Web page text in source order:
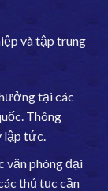
và tập trung
tại các
Thông
lập tức.
văn phòng đại
thủ tục cần